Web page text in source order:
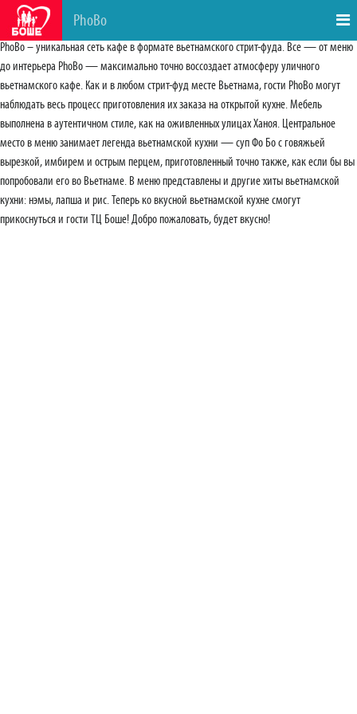
PhoBo
PhoBo – уникальная сеть кафе в формате вьетнамского стрит-фуда. Все — от меню
до интерьера PhoBo — максимально точно воссоздает атмосферу уличного
вьетнамского кафе. Как и в любом стрит-фуд месте Вьетнама, гости PhoBo могут
наблюдать весь процесс приготовления их заказа на открытой кухне. Мебель
выполнена в аутентичном стиле, как на оживленных улицах Ханоя. Центральное
место в меню занимает легенда вьетнамской кухни — суп Фо Бо с говяжьей
вырезкой, имбирем и острым перцем, приготовленный точно также, как если бы вы
попробовали его во Вьетнаме. В меню представлены и другие хиты вьетнамской
кухни: нэмы, лапша и рис. Теперь ко вкусной вьетнамской кухне смогут
прикоснуться и гости ТЦ Боше! Добро пожаловать, будет вкусно!